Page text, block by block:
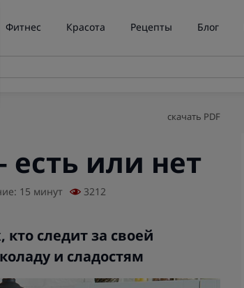
Фитнес Красота Рецепты Блог
скачать PDF
есть или нет
15 минут 3212
следит за своей
и сладостям